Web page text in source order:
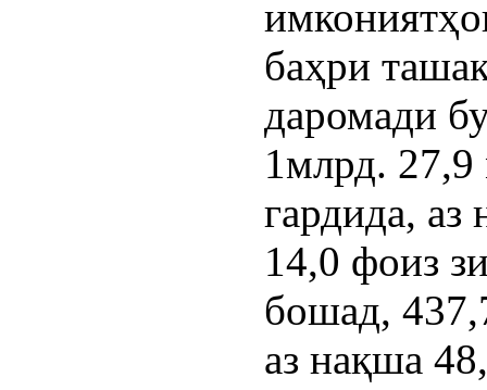
баҳри
даромади
1млрд.
гардида,
14,0 фоиз
бошад,
аз нақша